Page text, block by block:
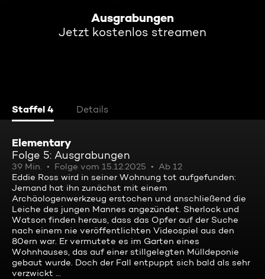
Ausgrabungen
Jetzt kostenlos streamen
Staffel 4 Details
Elementary
Folge 5: Ausgrabungen
39 Min. Folge vom 15.12.2025
Ab 12
Eddie Ross wird in seiner Wohnung tot aufgefunden:
Jemand hat ihn zunächst mit einem
Archäologenwerkzeug erstochen und anschließend die
Leiche des jungen Mannes angezündet. Sherlock und
Watson finden heraus, dass das Opfer auf der Suche
nach einem nie veröffentlichten Videospiel aus den
80ern war. Er vermutete es im Garten eines
Wohnhauses, das auf einer stillgelegten Mülldeponie
gebaut wurde. Doch der Fall entpuppt sich bald als sehr
verzwickt ...